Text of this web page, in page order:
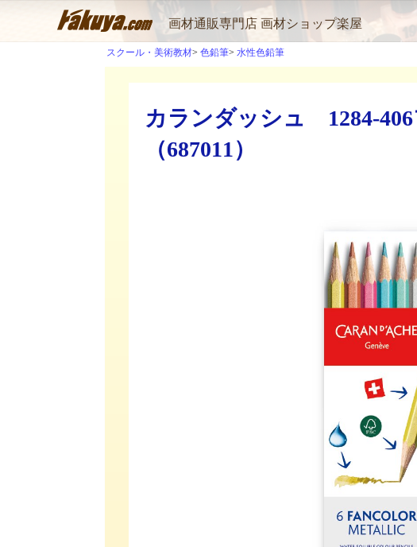
画材通販専門店 画材ショップ楽屋
スクール・美術教材 色鉛筆 水性色鉛筆
カランダッシュ 1284-
（687011）